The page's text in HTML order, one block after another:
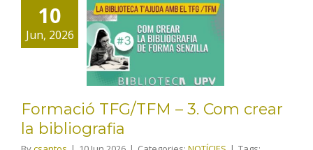
10
Jun, 2026
Formació
TFG/TFM – 3.
Com crear la
bibliografia
Formació TFG/TFM – 3. Com crear
la bibliografia